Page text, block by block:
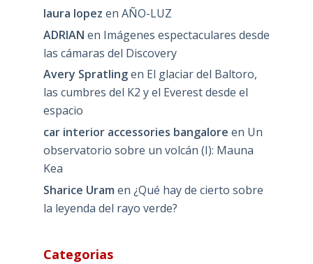
laura lopez en AÑO-LUZ
ADRIAN en Imágenes espectaculares desde
las cámaras del Discovery
Avery Spratlingen El glaciar del Baltoro,
las cumbres del K2 y el Everest desde el
espacio
car interior accessories bangalore en Un
observatorio sobre un volcán (I): Mauna
Kea
Sharice Uram en ¿Qué hay de cierto sobre
la leyenda del rayo verde?
Categorias